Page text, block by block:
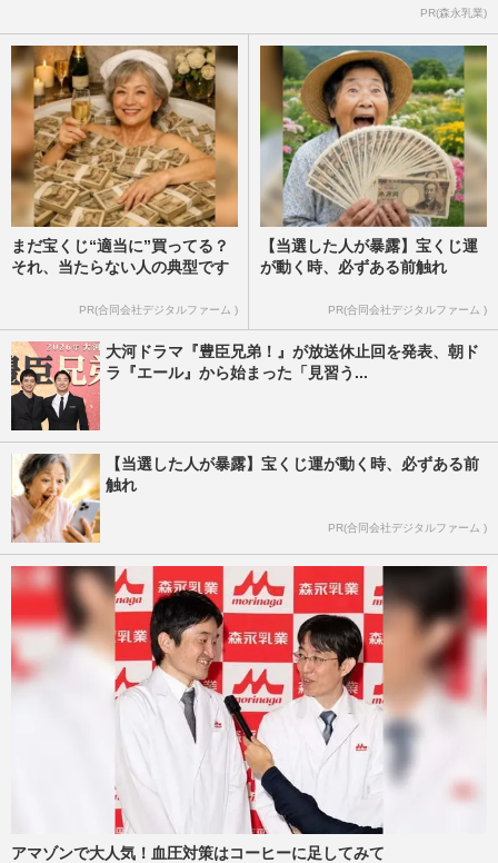
PR(森永乳業)
まだ宝くじ“適当に”買ってる？
それ、当たらない人の典型です
PR(合同会社デジタルファーム )
【当選した人が暴露】宝くじ運
が動く時、必ずある前触れ
PR(合同会社デジタルファーム )
大河ドラマ『豊臣兄弟！』が放送休止回を発表、朝ド
ラ『エール』から始まった「見習う...
【当選した人が暴露】宝くじ運が動く時、必ずある前
触れ
PR(合同会社デジタルファーム )
アマゾンで大人気！血圧対策はコーヒーに足してみて